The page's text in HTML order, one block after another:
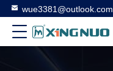
wue3381@outlook.com